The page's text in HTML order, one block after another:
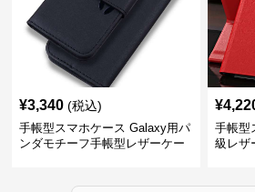
¥3,340 (税込)
手帳型スマホケース Galaxy用パ
ンダモチーフ手帳型レザーケー
¥
手帳型
級レザ